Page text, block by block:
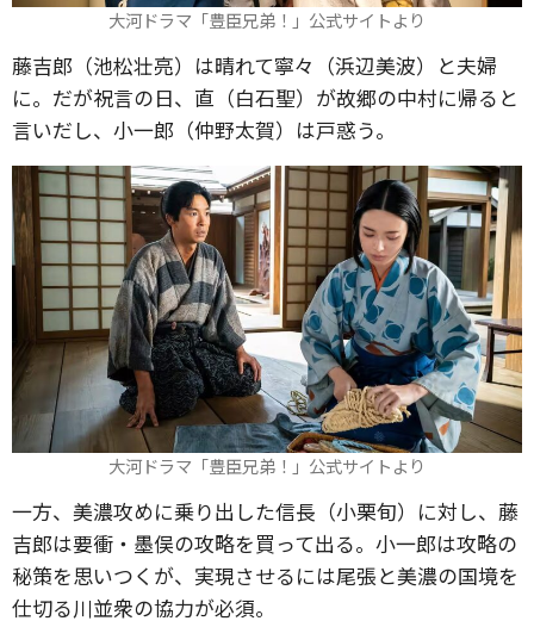
大河ドラマ「豊臣兄弟！」公式サイトより
藤吉郎（池松壮亮）は晴れて寧々（浜辺美波）と夫婦
に。だが祝言の日、直（白石聖）が故郷の中村に帰ると
言いだし、小一郎（仲野太賀）は戸惑う。
大河ドラマ「豊臣兄弟！」公式サイトより
一方、美濃攻めに乗り出した信長（小栗旬）に対し、藤
吉郎は要衝・墨俣の攻略を買って出る。小一郎は攻略の
秘策を思いつくが、実現させるには尾張と美濃の国境を
仕切る川並衆の協力が必須。